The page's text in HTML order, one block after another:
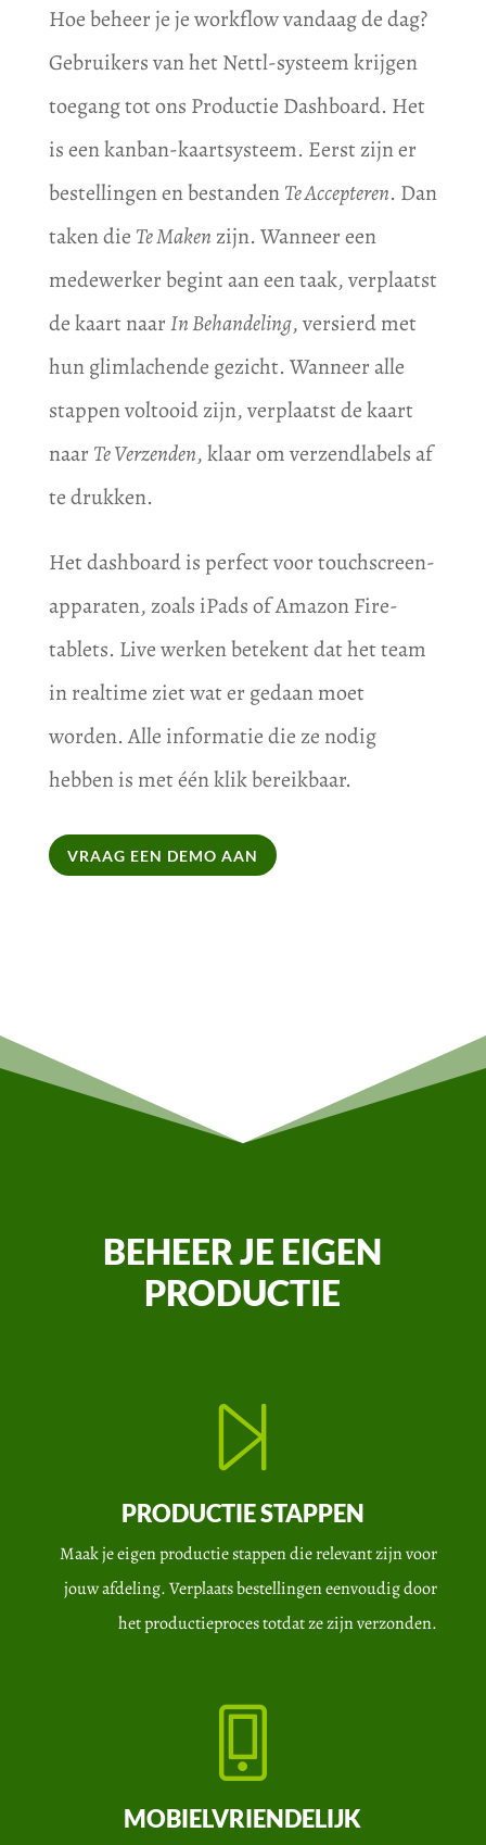
Hoe beheer je je workflow vandaag de dag?
Gebruikers van het Nettl-systeem krijgen
toegang tot ons Productie Dashboard. Het
is een kanban-kaartsysteem. Eerst zijn er
bestellingen en bestandenTe Accepteren. Dan
taken die Te Maken zijn. Wanneer een
medewerker begint aan een taak, verplaatst
de kaart naarIn Behandeling, versierd met
hun glimlachende gezicht. Wanneer alle
stappen voltooid zijn, verplaatst de kaart
naar Te Verzenden, klaar om verzendlabels af
te drukken.
Het dashboard is perfect voor touchscreen-
apparaten, zoals iPads of Amazon Fire-
tablets. Live werken betekent dat het team
in realtime ziet wat er gedaan moet
worden. Alle informatie die ze nodig
hebben is met één klik bereikbaar.
VRAAG EEN DEMO AAN
BEHEER JE EIGEN
PRODUCTIE
PRODUCTIE STAPPEN
Maak je eigen productie stappen die relevant zijn voor
jouw afdeling. Verplaats bestellingen eenvoudig door
het productieproces totdat ze zijn verzonden.
MOBIELVRIENDELIJK